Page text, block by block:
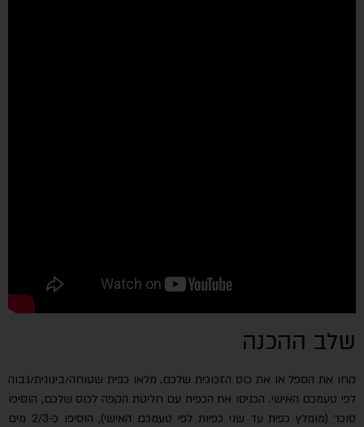
שלב ההכנה
קחו את הספל או את כוס הזכוכית שלכם, מלאו כפית שטוחה/בינונית/גבוה
לפי טעמכם האישי. הכניסו את הכפית עם חליטת הקפה לכוס שלכם, הוסיפו
סוכר (מומלץ כפית עד שני כפיות לפי טעמכם האישי), הוסיפו כ-2/3 מים